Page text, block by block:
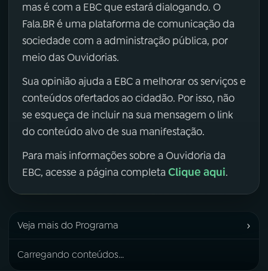
mas é com a EBC que estará dialogando. O
Fala.BR é uma plataforma de comunicação da
sociedade com a administração pública, por
meio das Ouvidorias.
Sua opinião ajuda a EBC a melhorar os serviços e
conteúdos ofertados ao cidadão. Por isso, não
se esqueça de incluir na sua mensagem o link
do conteúdo alvo de sua manifestação.
Para mais informações sobre a Ouvidoria da
EBC, acesse a página completa Clique aqui.
Veja mais do Programa ›
Carregando conteúdos...